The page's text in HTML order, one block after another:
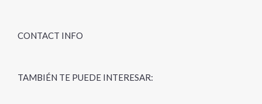
CONTACT INFO
TAMBIÉN TE PUEDE INTERESAR: